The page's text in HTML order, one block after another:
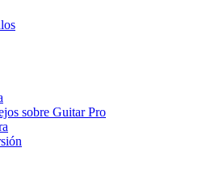
sobre Guitar Pro